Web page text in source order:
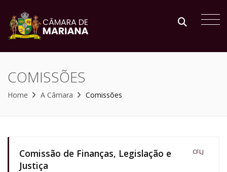
COMISSÕES
Home A Câmara Comissões
Comissão de Finanças, Legislação e
Justiça
CFLJ